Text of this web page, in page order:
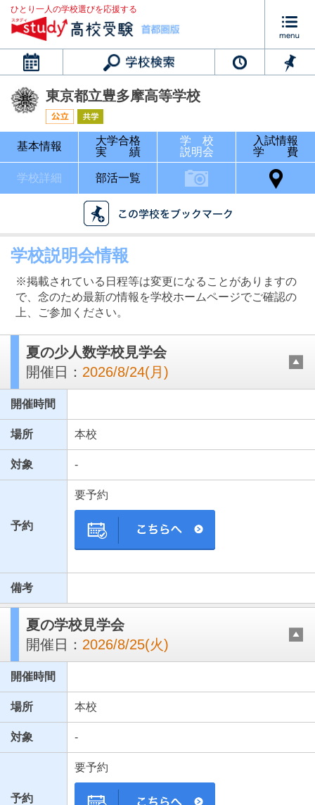
ひとり一人の学校選びを応援する
カレンダー
最近見た学校
東京都立豊多摩高等学校
ブックマークした学校
ブックマークした学校はありません
東京都立豊多摩高等学校
基本情報
大学合格
実 績
学 校
説明会
入試情報
学 費
学校詳細 部活一覧
学校説明会情報
※掲載されている日程等は変更になることがありますの
で、念のため最新の情報を学校ホームページでご確認の
上、ご参加ください。
夏の少人数学校見学会
開催日： 2026/8/24(月)
開催時間
場所 本校
対象 -
予約
要予約
備考
夏の学校見学会
開催日： 2026/8/25(火)
開催時間
場所 本校
対象 -
予約
要予約